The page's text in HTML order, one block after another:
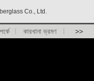
Co., Ltd.
কারখানা ভ্রমণ >>